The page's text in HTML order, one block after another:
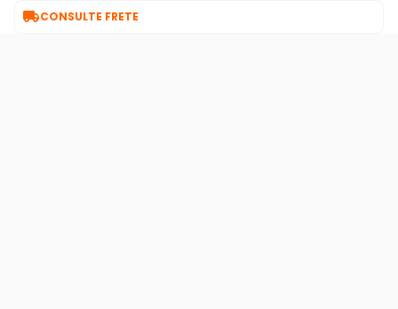
CONSULTE FRETE